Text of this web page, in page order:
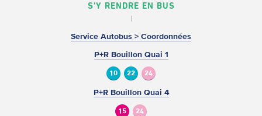
S'Y RENDRE EN BUS
Service Autobus > Coordonnées
P+R Bouillon Quai 1
10 22 24
P+R Bouillon Quai 4
15 24